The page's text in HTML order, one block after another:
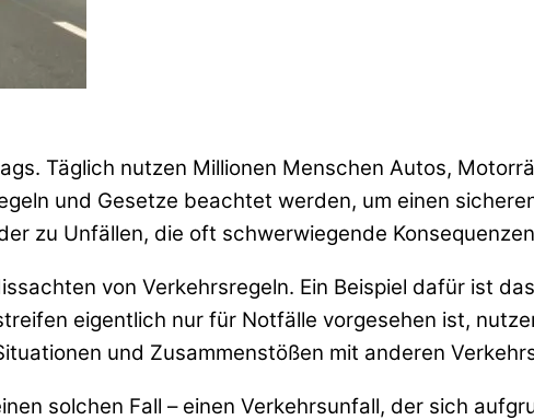
Täglich nutzen Millionen Menschen Autos,
und Gesetze beachtet werden, um einen
zu Unfällen, die oft schwerwiegende
von Verkehrsregeln. Ein Beispiel dafür ist
eigentlich nur für Notfälle vorgesehen ist,
und Zusammenstößen mit anderen
solchen Fall – einen Verkehrsunfall, der sich